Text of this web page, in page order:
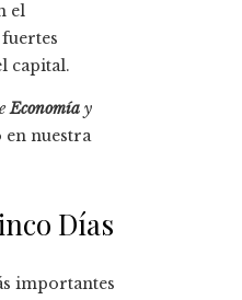
el
capital.
Economía y
en nuestra
Días
importantes